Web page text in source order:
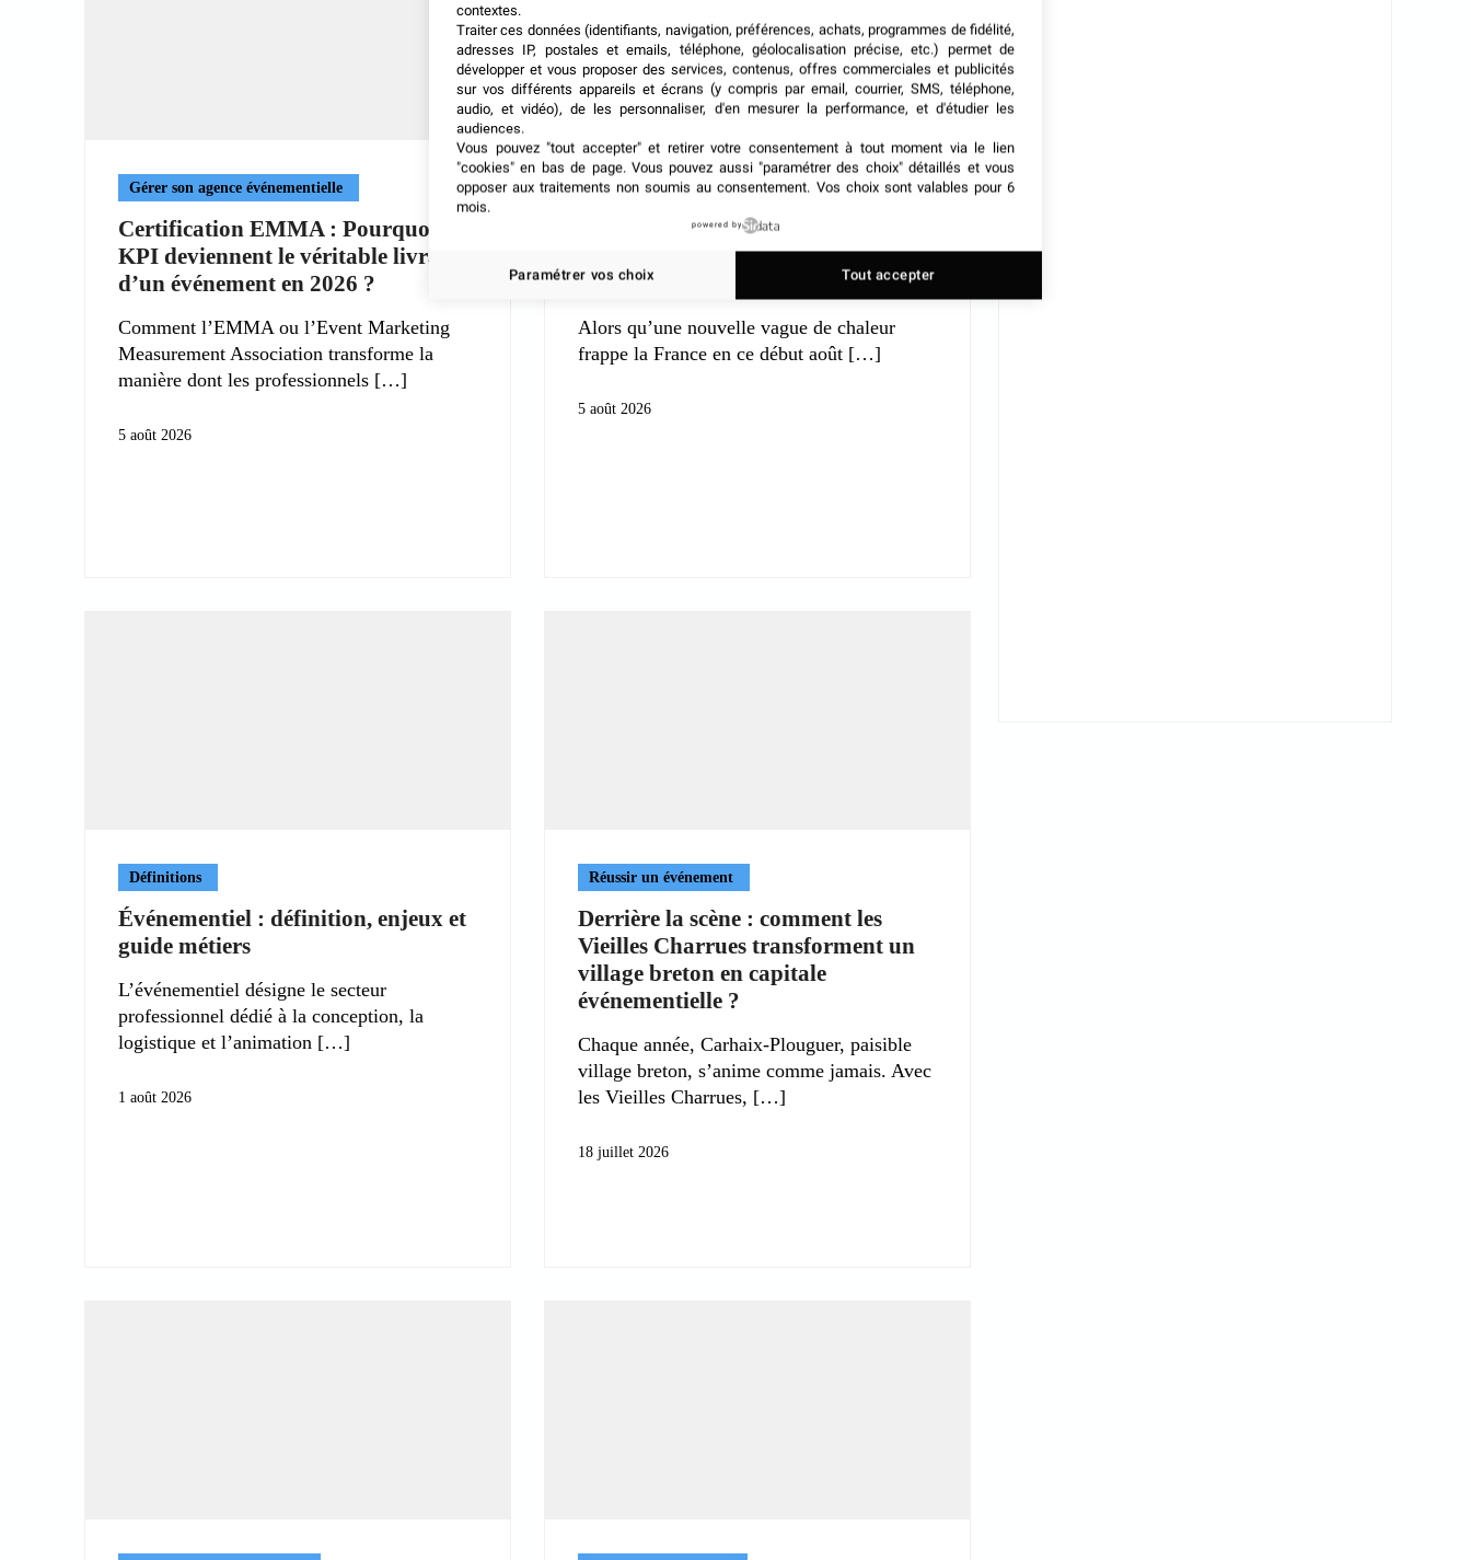
Gérer son agence événementielle
Certification EMMA : Pourquoi les
KPI deviennent le véritable livrable
d’un événement en 2026 ?
Comment l’EMMA ou l’Event Marketing
Measurement Association transforme la
manière dont les professionnels
5 août 2026
Guides professionnels
Canicule début août : la filière
événementielle de nouveau à
l’épreuve
Alors qu’une nouvelle vague de chaleur
frappe la France en ce début août
5 août 2026
Définitions
Événementiel : définition, enjeux et
guide métiers
L’événementiel désigne le secteur
professionnel dédié à la conception, la
logistique et l’animation
1 août 2026
Réussir un événement
Derrière la scène : comment les
Vieilles Charrues transforment un
village breton en capitale
événementielle ?
Chaque année, Carhaix-Plouguer, paisible
village breton, s’anime comme jamais. Avec
les Vieilles Charrues,
18 juillet 2026
contextes.
Traiter ces données (identifiants, navigation, préférences, achats, programmes de fidélité,
adresses IP, postales et emails, téléphone, géolocalisation précise, etc.) permet de
développer et vous proposer des services, contenus, offres commerciales et publicités
sur vos différents appareils et écrans (y compris par email, courrier, SMS, téléphone,
audio, et vidéo), de les personnaliser, d'en mesurer la performance, et d'étudier les
audiences.
Vous pouvez "tout accepter" et retirer votre consentement à tout moment via le lien
"cookies" en bas de page. Vous pouvez aussi "paramétrer des choix" détaillés et vous
opposer aux traitements non soumis au consentement. Vos choix sont valables pour 6
mois.
powered by
Paramétrer vos choix Tout accepter